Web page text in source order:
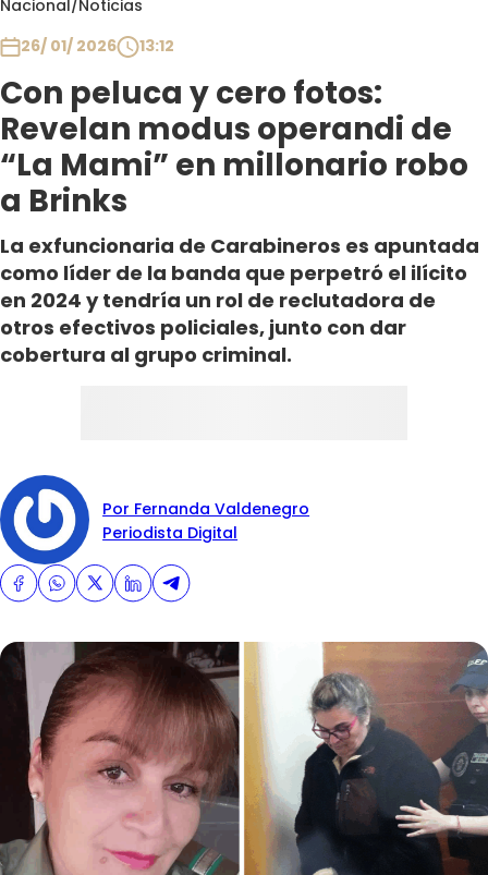
Nacional/Noticias
26/ 01/ 2026
13:12
Con peluca y cero fotos:
Revelan modus operandi de
“La Mami” en millonario robo
a Brinks
La exfuncionaria de Carabineros es apuntada
como líder de la banda que perpetró el ilícito
en 2024 y tendría un rol de reclutadora de
otros efectivos policiales, junto con dar
cobertura al grupo criminal.
Por Fernanda Valdenegro
Periodista Digital
Club De La Comedia
Contigo en Directo
Plan Perfecto
El Tiempo
Sabingo
Todos Los Programas